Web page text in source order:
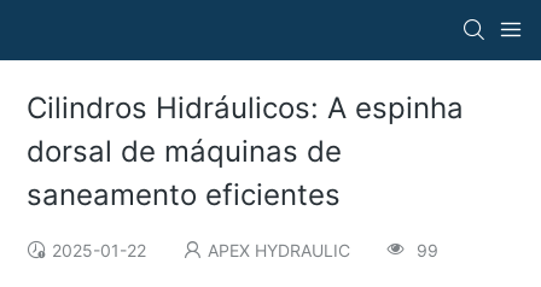
Cilindros Hidráulicos: A espinha
dorsal de máquinas de
saneamento eficientes
2025-01-22 APEX HYDRAULIC 99